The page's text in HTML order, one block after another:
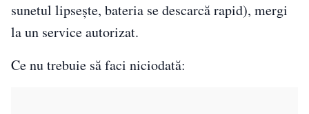
sunetul lipsește, bateria se descarcă rapid), mergi
la un service autorizat.
Ce nu trebuie să faci niciodată: